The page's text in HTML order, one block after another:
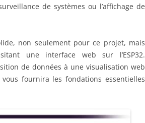
de systèmes ou l’affichage de
non seulement pour ce projet, mais
une interface web sur l’ESP32.
de données à une visualisation web
fournira les fondations essentielles